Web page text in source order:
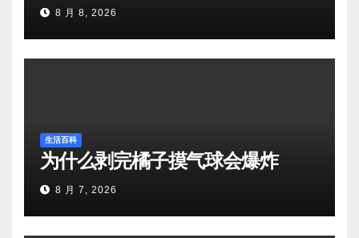
8 月 8, 2026
生活百科
为什么剥完橘子摸气球会爆炸
8 月 7, 2026